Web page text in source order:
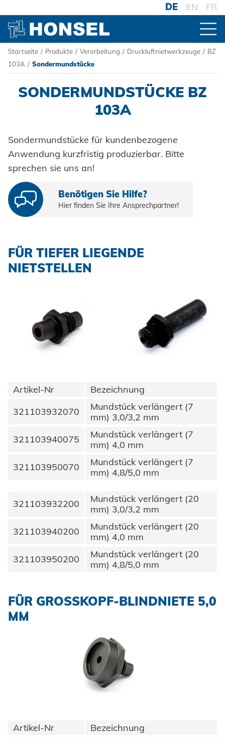
DE EN FR
PRODUKTE
ZUR PRODUKTÜBERSICHT
Blindniete
Blindnietmuttern
Powertrain Fasteners
Stanzelemente
VERARBEITUNG
Druckluftnietwerkzeuge
Prozessüberwachung
Hochfest - Das System
HONSEL WELTWEIT
zur Übersicht
Honsel Umformtechnik
Honsel Distribution
Honsel Fastener Wuxi
Honsel France
Honsel Partner
HONSEL-GRUPPE
zur Übersicht
Historie
Menschen + Werte
Nachhaltigkeit
Honsel Projekte
HONSEL THEMEN
zur Übersicht
Fachhandel
Industrie
KOMPETENZ
FERTIGUNG
zur Übersicht
Entwicklung
Kaltumformung
Weiterbearbeitung
Qualitätssicherung
SUPPLY CHAIN
Logistik
Lieferbereitschaft
Innovation
Zertifikate
Zulassungen
BRANCHENLÖSUNGEN
Karosserie
Anlagenbau
Maschinenbau
Erneuerbare Energien
SERVICE
SUPPORT
Beratung
Schulung
Tipps & Tricks
Newsletter
WERKZEUG-SERVICE
Wartung und Reparatur
Instandhaltung Anlagen
DOWNLOADS
DOWNLOADS
Kataloge und Printmedien
CAD Downloads
KARRIERE
KARRIERE @ HONSEL
Stellenangebote
Berufe bei Honsel
KONTAKT
Impressum
Datenschutz
Startseite / Produkte / Verarbeitung / Druckluftnietwerkzeuge / BZ
103A / Sondermundstücke
SONDERMUNDSTÜCKE BZ
103A
Sondermundstücke für kundenbezogene
Anwendung kurzfristig produzierbar. Bitte
sprechen sie uns an!
Benötigen Sie Hilfe?
Hier finden Sie Ihre Ansprechpartner!
FÜR TIEFER LIEGENDE
NIETSTELLEN
Artikel-Nr
Bezeichnung
321103932070
Mundstück verlängert (7
mm) 3,0/3,2 mm
321103940075
Mundstück verlängert (7
mm) 4,0 mm
321103950070
Mundstück verlängert (7
mm) 4,8/5,0 mm
321103932200
Mundstück verlängert (20
mm) 3,0/3,2 mm
321103940200
Mundstück verlängert (20
mm) 4,0 mm
321103950200
Mundstück verlängert (20
mm) 4,8/5,0 mm
FÜR GROSSKOPF-BLINDNIETE 5,0 M
M
Artikel-Nr
Bezeichnung